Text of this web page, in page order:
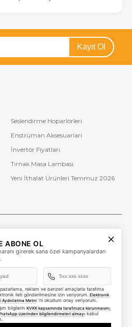
bir telsiz mikrofon tipidir.
yüksek performanslı telsiz mikrofon
Kayıt Ol
Seslendirme Hoparlörleri
Enstrüman Aksesuarları
İnvertör Fiyatları
Tırnak Masa Lambası
Yeni İthalat Ürünleri Temmuz 2026
(850) 473 08 08
Dr. Ali Demir Cd. No:51 Kat:2 Kobi İş
Merkezi
/ İstanbul
ABONE OL
girerek sana özel kampanyalardan
pazarlama, reklam ve benzeri amaçlarla tarafıma
ileti gönderilmesine izin veriyorum. Elektronik
Aydınlatma Metni 'ni okudum onay veriyorum.
bilgilerin KVKK kapsamında tarafınızca korunmasını,
üzerinden bilgilendirmeleri almayı kabul